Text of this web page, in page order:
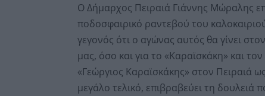
Ο Δήμαρχος Πειραιά Γιάννης Μώραλης
ποδοσφαιρικό ραντεβού του
γεγονός ότι ο αγώνας αυτός θα γίνει
μας, όσο και για το «Καραϊσκάκη» και
«Γεώργιος Καραϊσκάκης» στον Πειραιά
μεγάλο τελικό, επιβραβεύει τη δουλειά